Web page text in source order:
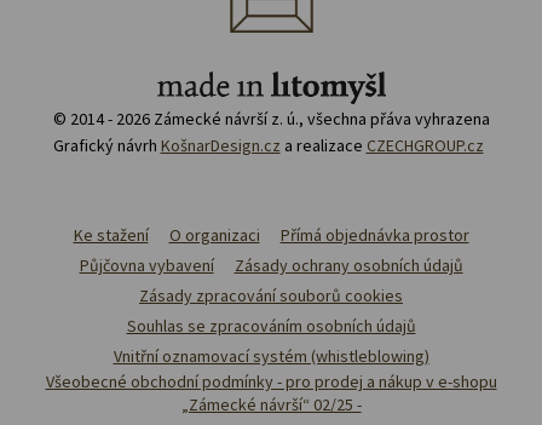
© 2014 - 2026 Zámecké návrší z. ú., všechna přáva vyhrazena
Grafický návrh KošnarDesign.cz a realizace CZECHGROUP.cz
Ke stažení O organizaci
Přímá objednávka prostor
Půjčovna vybavení
Zásady ochrany osobních údajů
Zásady zpracování souborů cookies
Souhlas se zpracováním osobních údajů
Vnitřní oznamovací systém (whistleblowing)
Všeobecné obchodní podmínky - pro prodej a nákup v e-shopu
„Zámecké návrší“ 02/25 -